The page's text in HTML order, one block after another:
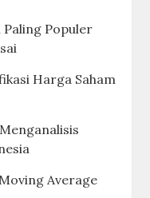
Paling Populer
Harga Saham
Average